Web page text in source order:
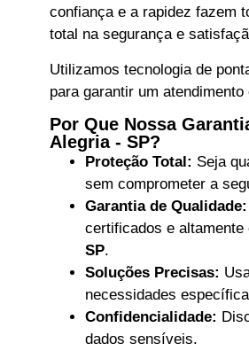
confiança e a rapidez fazem
total na segurança e
Utilizamos tecnologia de
para garantir um
Por Que Nossa
Alegria - SP?
Proteção Total: Seja
sem comprometer a
Garantia de Qualidade:
certificados e altamente
SP.
Soluções Precisas:
necessidades
Confidencialidade:
dados sensíveis.